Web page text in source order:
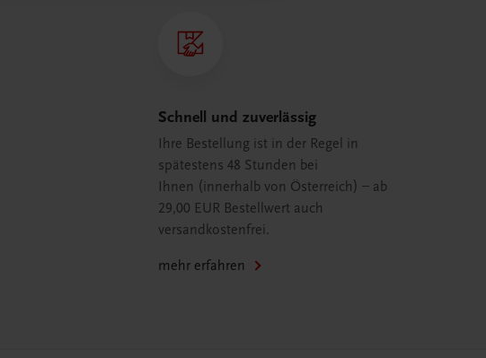
Schnell und zuverlässig
Ihre Bestellung ist in der Regel in
spätestens 48 Stunden bei
Ihnen (innerhalb von Österreich) – ab
29,00 EUR Bestellwert auch
versandkostenfrei.
mehr erfahren